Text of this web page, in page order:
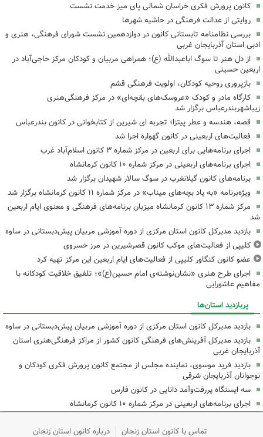
کانون پرورش فکری خراسان شمالی پای میز خدمت نشست
روایتی از عدالت فرهنگی در حاشیه شهرها
بررسی نظامنامه تابستانی کانون در دوازدهمین نشست شورای فرهنگی، هنری و
ادبی استان آذربایجان غربی
از دل هنر تا سوگ اباعبدالله (ع)؛ همراهی مربیان و کودکان مرکز حاجی‌آباد در
اربعین حسینی
بازپروری روحیه کودکان، اولویت فرهنگی قشم
کارگاه مادر و کودک «عروسک‌های بقچه‌ای» در مرکز فرهنگی‌هنری
زیباشهربندرعباس برگزار شد
قصه، هندسه و عطر پیتزا؛ تجربه ای شیرین از کتابخوانی در کانون بندرعباس
فعالیت‌های اربعینی در کانون گهواره اجرا شد
اجرای برنامه‌هایی برای اربعین در مرکز شماره ۳ کانون اسلام‌آباد غرب
اجرای برنامه‌های اربعینی در مرکز شماره ۱۰ کانون کرمانشاه
برنامه‌های کانون گیلانغرب در سوگ سالار شهیدان برگزار شد
ویژه‌برنامه «به یاد بچه‌های میناب» در مرکز شماره ۱۱ کانون کرمانشاه برگزار شد
مرکز شماره ۱۳ کانون کرمانشاه میزبان برنامه‌های فرهنگی و معنوی ایام اربعین
شد
بازدید مدیرکل کانون استان مرکزی از دوره آموزشی مربیان پیش‌دبستانی در ساوه
کلیپی از فعالیت‌های موکب کانون قصرشیرین در مرز خسروی
عضو کانون کنگاور کلیپی از فعالیت‌های ایام اربعین این مرکز تهیه کرد
اجرای طرح هنری «نشان‌نوشته‌ی امام حسین(ع)»؛ تلفیق خلاقیت کودکانه با
مفاهیم عاشورایی
پربازدید استان‌ها
بازدید مدیرکل کانون استان مرکزی از دوره آموزشی مربیان پیش‌دبستانی در ساوه
بازدید مدیرکل آفرینش‌های فرهنگی کانون کشور از مراکز فرهنگی‌هنری استان
آذربایجان غربی
بازدید فرید موسوی، نماینده مجلس از مجتمع کانون پرورش فکری کودکان و
نوجوانان آذربایجان شرقی
سه ایستگاه پررفت‌وآمد دانایی در کانون فارس
اجرای برنامه‌های اربعینی در مرکز شماره ۱۰ کانون کرمانشاه
تماس با کانون استان زنجان درباره کانون استان زنجان